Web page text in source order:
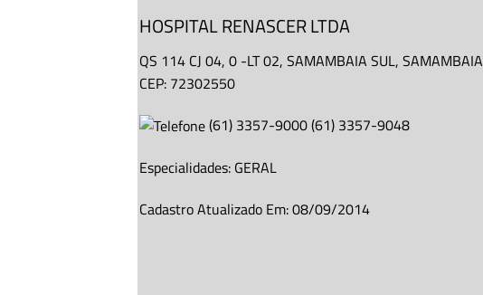
HOSPITAL RENASCER LTDA
QS 114 CJ 04, 0 -LT 02, SAMAMBAIA SUL, SAMAMBAIA
CEP: 72302550
(61) 3357-9000(61) 3357-9048
Especialidades: GERAL
Cadastro Atualizado Em:08/09/2014